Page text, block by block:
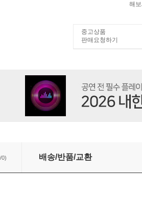
해
중고상품
판매요청하기
Miss Daisy) [투명 바이올렛 컬러
0) 배송/반품/교환